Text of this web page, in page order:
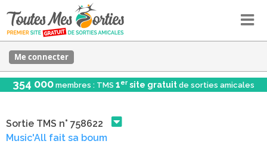
Me connecter
354 000 membres : TMS 1er site gratuit de sorties amicales
Sortie TMS n° 758622
Music'All fait sa boum